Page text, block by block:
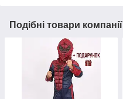
Подібні товари компанії